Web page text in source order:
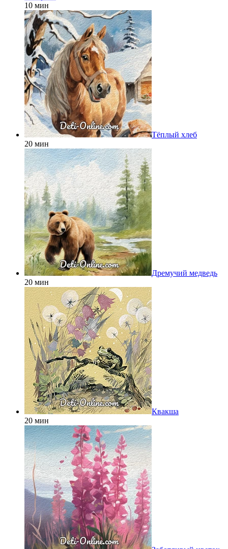
10 мин
Тёплый хлеб
20 мин
Дремучий медведь
20 мин
Квакша
20 мин